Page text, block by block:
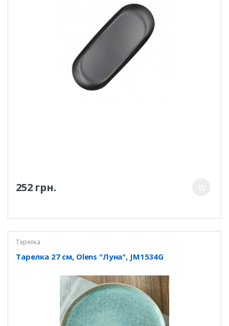
252 грн.
Тарелка
Тарелка 27 см, Olens "Луна", JM1534G